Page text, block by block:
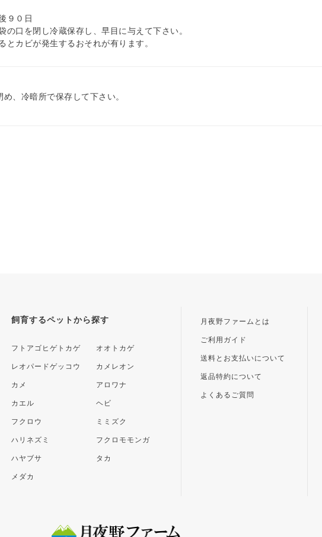
９０日
口を閉し冷蔵保存し、早目に与えて下さい。
るとカビが発生するおそれが有ります。
、冷暗所で保存して下さい。
飼育するペットから探す
フトアゴヒゲトカゲ オオトカゲ
レオパードゲッコウ カメレオン
カメ アロワナ
カエル ヘビ
フクロウ ミミズク
ハリネズミ フクロモモンガ
ハヤブサ タカ
メダカ
月夜野ファームとは
ご利用ガイド
送料とお支払いについて
返品特約について
よくあるご質問